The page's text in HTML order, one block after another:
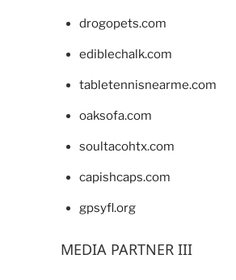
drogopets.com
ediblechalk.com
tabletennisnearme.com
oaksofa.com
soultacohtx.com
capishcaps.com
gpsyfl.org
MEDIA PARTNER III